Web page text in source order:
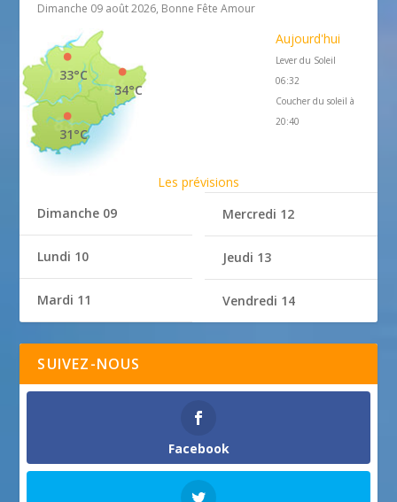
Dimanche 09 août 2026, Bonne Fête Amour
34°C
33°C
31°C
Aujourd'hui
Lever du Soleil
06:32
Coucher du soleil à
20:40
Les prévisions
Dimanche 09
Lundi 10
Mardi 11
Mercredi 12
Jeudi 13
Vendredi 14
SUIVEZ-NOUS
Facebook